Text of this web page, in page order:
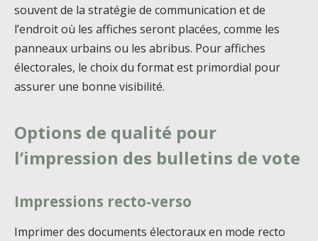
souvent de la stratégie de communication et de
l’endroit où les affiches seront placées, comme les
panneaux urbains ou les abribus. Pour affiches
électorales, le choix du format est primordial pour
assurer une bonne visibilité.
Options de qualité pour
l’impression des bulletins de vote
Impressions recto-verso
Imprimer des documents électoraux en mode recto